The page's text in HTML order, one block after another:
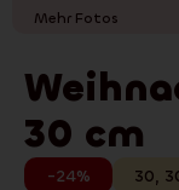
Mehr Fotos
30 cm
-24% 30,